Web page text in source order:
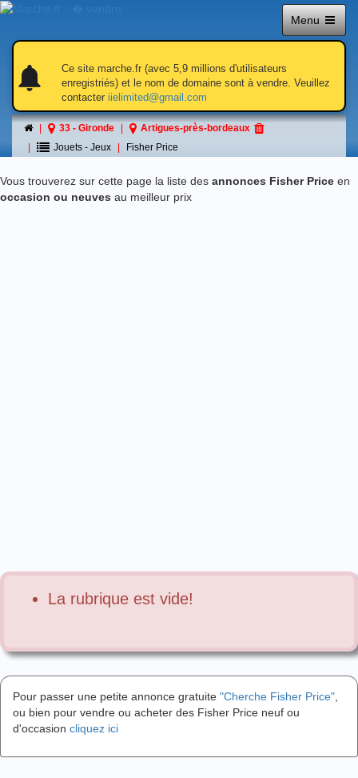
Menu
notifications
notifications
Ce site marche.fr (avec 5,9 millions d'utilisateurs
enregistriés) et le nom de domaine sont à vendre. Veuillez
contacter iielimited@gmail.com
33 - Gironde
Artigues-près-bordeaux
Jouets - Jeux
Fisher Price
Fisher Price
á Artigues-près-bordeaux
Vous trouverez sur cette page la liste des annonces Fisher Price en
occasion ou neuves au meilleur prix
La rubrique est vide!
Pour passer une petite annonce gratuite "Cherche Fisher Price"
ou bien pour vendre ou acheter des Fisher Price neuf ou
d'occasion cliquez ici